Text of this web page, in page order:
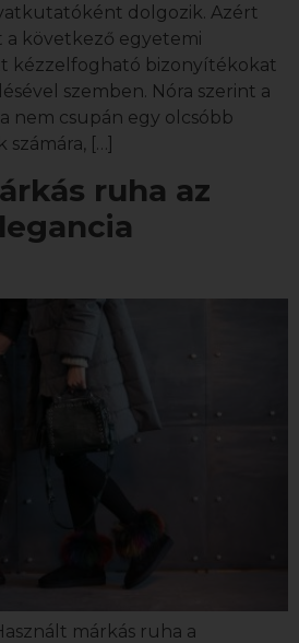
dolgozik. Azért
következő egyetemi
kézzelfogható bizonyítékokat
szemben. Nóra szerint a
nem csupán egy olcsóbb
számára, […]
ruha az
márkás ruha a